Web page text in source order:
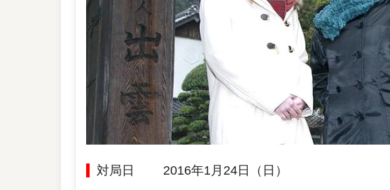
対局日
2016年1月24日（日）